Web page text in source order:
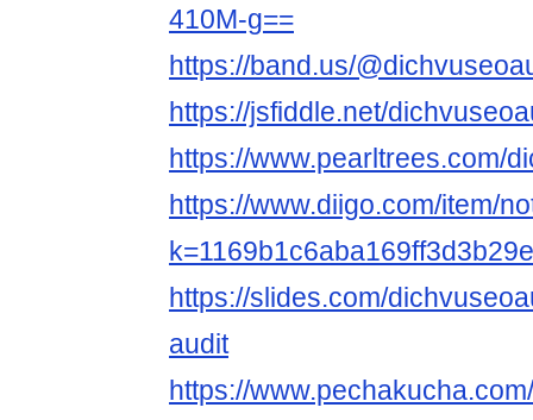
410M-g==
https://band.us/
https://jsfiddle.net/
https://www.pearltrees.com/
https://www.diigo.com/item/
https://slides.com/
audit
https://